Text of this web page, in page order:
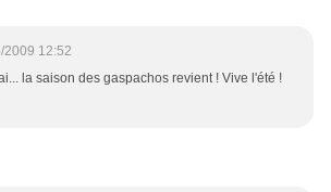
2009 12:52
la saison des gaspachos revient ! Vive l'été !